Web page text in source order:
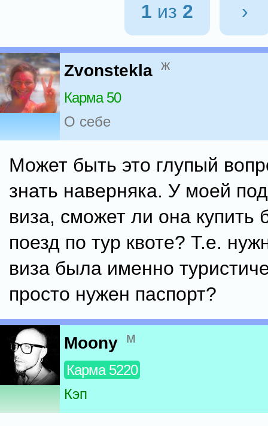
1 из 2 ›
Zvonstekla ж
Карма 50
О себе
Может быть это глупый
знать наверняка. У моей
виза, сможет ли она купить
поезд по тур квоте? Т.е.
виза была именно
просто нужен паспорт?
Moony м
Карма 5220
Кэп